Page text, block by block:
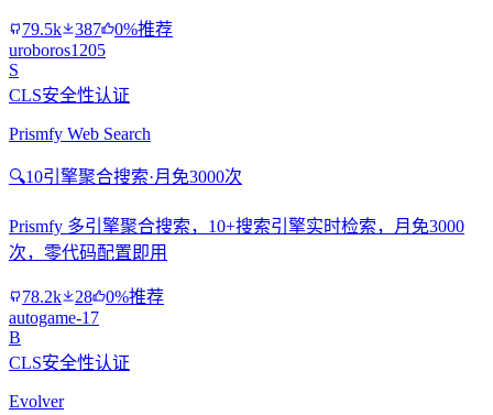
79.5k 387
0%推荐
uroboros1205
S
CLS安全性认证
Prismfy Web Search
🔍10引擎聚合搜索·月免3000次
Prismfy 多引擎聚合搜索，10+搜索引擎实时检索，月免3000
次，零代码配置即用
78.2k 28
0%推荐
autogame-17
B
CLS安全性认证
Evolver